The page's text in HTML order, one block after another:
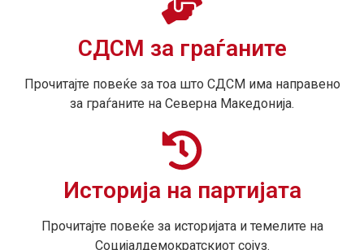
СДСМ за граѓаните
Прочитајте повеќе за тоа што СДСМ има направено
за граѓаните на Северна Македонија.
Историја на партијата
Прочитајте повеќе за историјата и темелите на
Социјалдемократскиот сојуз.